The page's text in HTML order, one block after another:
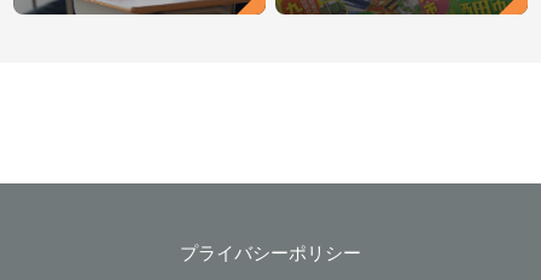
プライバシーポリシー